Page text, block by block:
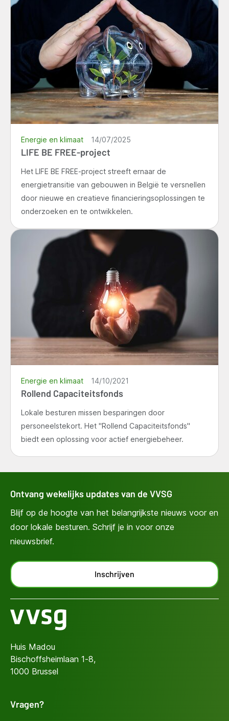
LIFE BE FREE-project
Het LIFE BE FREE-project streeft ernaar de
energietransitie van gebouwen in België te versnellen
door nieuwe en creatieve financieringsoplossingen te
onderzoeken en te ontwikkelen.
Energie en klimaat 14/07/2025
Rollend Capaciteitsfonds
Lokale besturen missen besparingen door
personeelstekort. Het "Rollend Capaciteitsfonds"
biedt een oplossing voor actief energiebeheer.
Energie en klimaat 14/10/2021
Ontvang wekelijks updates van de VVSG
Blijf op de hoogte van het belangrijkste nieuws voor en
door lokale besturen. Schrijf je in voor onze
nieuwsbrief.
Inschrijven
Huis Madou
Bischoffsheimlaan 1-8,
1000 Brussel
Vragen?